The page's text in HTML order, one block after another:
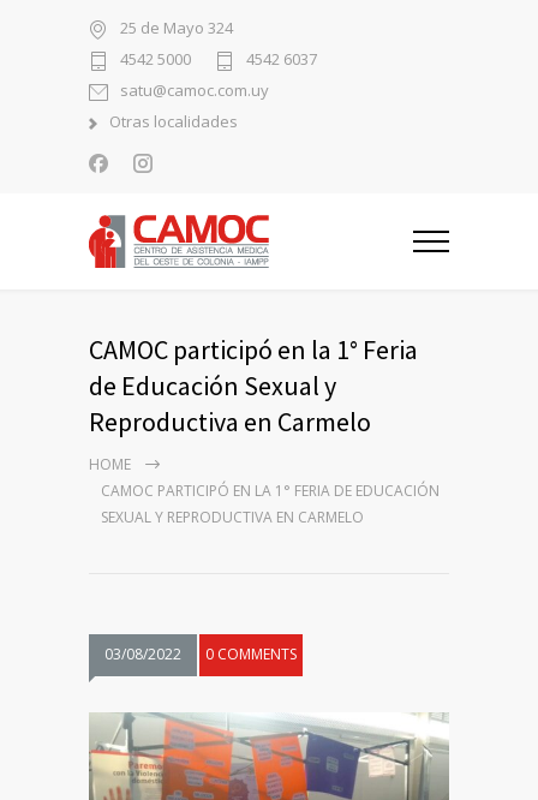
25 de Mayo 324
4542 5000
4542 6037
satu@camoc.com.uy
Otras localidades
CAMOC participó en la 1° Feria
de Educación Sexual y
Reproductiva en Carmelo
HOME
CAMOC PARTICIPÓ EN LA 1° FERIA DE EDUCACIÓN
SEXUAL Y REPRODUCTIVA EN CARMELO
03/08/2022 0 COMMENTS